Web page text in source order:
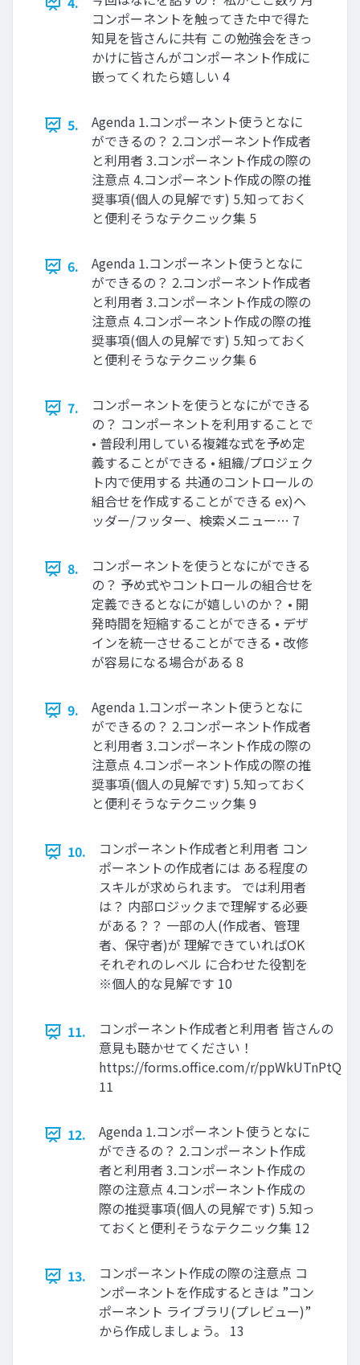
コンポーネントを触ってきた中で得た
知見を皆さんに共有 この勉強会をきっ
かけに皆さんがコンポーネント作成に
嵌ってくれたら嬉しい 4
5.
Agenda 1.コンポーネント使うとなに
ができるの？ 2.コンポーネント作成者
と利用者 3.コンポーネント作成の際の
注意点 4.コンポーネント作成の際の推
奨事項(個人の見解です) 5.知っておく
と便利そうなテクニック集 5
6.
Agenda 1.コンポーネント使うとなに
ができるの？ 2.コンポーネント作成者
と利用者 3.コンポーネント作成の際の
注意点 4.コンポーネント作成の際の推
奨事項(個人の見解です) 5.知っておく
と便利そうなテクニック集 6
7.
コンポーネントを使うとなにができる
の？ コンポーネントを利用することで
• 普段利用している複雑な式を予め定
義することができる • 組織/プロジェク
ト内で使用する 共通のコントロールの
組合せを作成することができる ex)ヘ
ッダー/フッター、検索メニュー… 7
8.
コンポーネントを使うとなにができる
の？ 予め式やコントロールの組合せを
定義できるとなにが嬉しいのか？ • 開
発時間を短縮することができる • デザ
インを統一させることができる • 改修
が容易になる場合がある 8
9.
Agenda 1.コンポーネント使うとなに
ができるの？ 2.コンポーネント作成者
と利用者 3.コンポーネント作成の際の
注意点 4.コンポーネント作成の際の推
奨事項(個人の見解です) 5.知っておく
と便利そうなテクニック集 9
10.
コンポーネント作成者と利用者 コン
ポーネントの作成者には ある程度の
スキルが求められます。 では利用者
は？ 内部ロジックまで理解する必要
がある？？ 一部の人(作成者、管理
者、保守者)が 理解できていればOK
それぞれのレベル に合わせた役割を
※個人的な見解です 10
11.
コンポーネント作成者と利用者 皆さんの
意見も聴かせてください！
https://forms.office.com/r/ppWkUTnPtQ
11
12.
Agenda 1.コンポーネント使うとなに
ができるの？ 2.コンポーネント作成
者と利用者 3.コンポーネント作成の
際の注意点 4.コンポーネント作成の
際の推奨事項(個人の見解です) 5.知っ
ておくと便利そうなテクニック集 12
13.
コンポーネント作成の際の注意点 コ
ンポーネントを作成するときは ”コン
ポーネント ライブラリ(プレビュー)”
から作成しましょう。 13